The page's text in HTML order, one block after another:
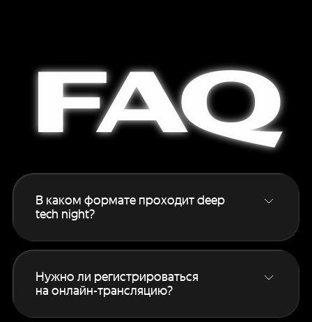
FAQ
В каком формате проходит deep
tech night?
Основной формат — онлайн‑трансляция
для всех зарегистрированных участников.
на этой странице.
Нужно ли регистрироваться
на онлайн-трансляцию?
Да, без регистрации смотреть